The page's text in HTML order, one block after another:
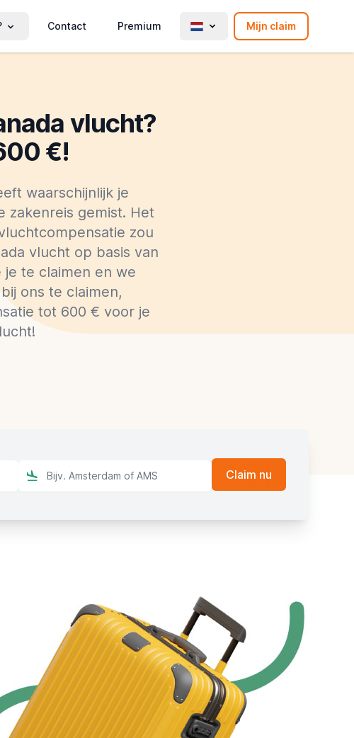
Contact Premium Mijn claim
vlucht?
€!
waarschijnlijk je
zakenreis gemist. Het
zou
vlucht op basis van
je te claimen en we
ons te claimen,
tot 600 € voor je